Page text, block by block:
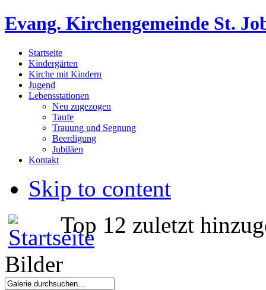
Evang. Kirchengemeinde St.
Startseite
Kindergärten
Kirche mit Kindern
Jugend
Lebensstationen
Neu zugezogen
Taufe
Trauung und Segnung
Beerdigung
Jubiläen
Kontakt
Skip to content
Top 12 zuletzt
Bilder